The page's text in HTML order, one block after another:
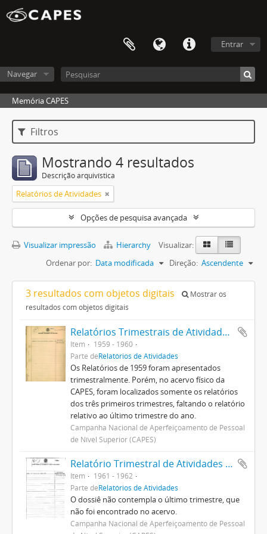
Entrar
Navegar
Memória CAPES
Filtros
Mostrando 4 resultados
Descrição arquivística
Relatórios de Atividades
Opções de pesquisa avançada
Visualizar impressão Hierarchy
Visualizar:
Ordenar por: Data modificada Direção: Ascendente
3 resultados com objetos digitais
Mostrar os
resultados com objetos digitais
Relatórios Trimestrais de Atividades 1959
Item
1959 - 1960
Parte deRelatórios de Atividades
Os Relatórios de 1959 foram apresentados
trimestralmente. Porém, no acervo físico da
CAPES, foram localizados somente os relatórios
dos três primeiros trimestres, faltando o relatório
relativo ao último trimestre do ano.
Campanha Nacional de Aperfeiçoamento de Pessoal
de Nível Superior (CAPES)
Relatório Trimestral de Atividades 1961
Item
1961 - 1962
Parte deRelatórios de Atividades
O dossiê não contempla o último trimestre, que
não foi encontrado no acervo.
Campanha Nacional de Aperfeiçoamento de Pessoal